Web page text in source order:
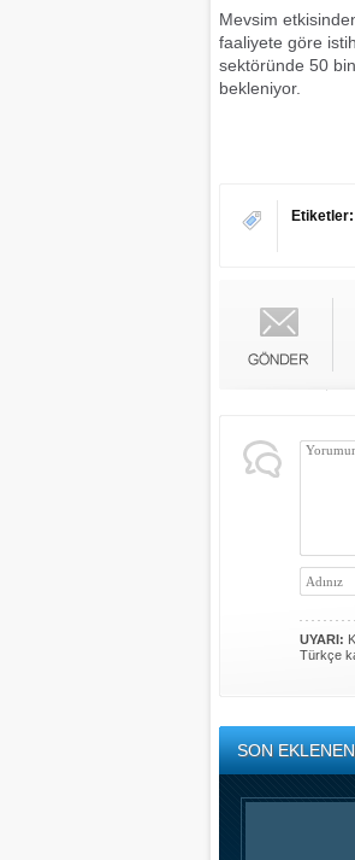
Mevsim
faaliyete göre
sektöründe 50
bekleniyor.
Etiketler:
UYARI:
Türkçe
SON